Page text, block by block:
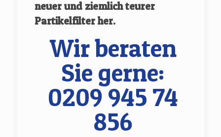
neuer und ziemlich teurer
Partikelfilter her.
Wir beraten
Sie gerne:
0209 945 74
856